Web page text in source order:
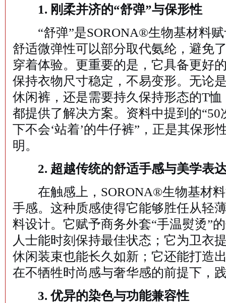
1. 刚柔并济的“舒弹”与保形性
“舒弹”是SORONA®生物基材料赋
舒适微弹性可以部分取代氨纶，避免
穿着体验。更重要的是，它具备更好
保持衣物尺寸稳定，不易变形。无论
休闲裤，还是需要持久保持形态的T
都提供了解决方案。资料中提到的“50
下不会‘站着’的牛仔裤”，正是其保形
明。
2. 超越传统的舒适手感与美学表
在触感上，SORONA®生物基材料
手感。这种质感使得它能够胜任从轻
料设计。它赋予商务外套“手温熨烫”
人士能时刻保持最佳状态；它为卫衣
休闲装束也能长久如新；它还能打造
在不牺牲时尚感与奢华感的前提下，
3. 优异的染色与功能兼容性